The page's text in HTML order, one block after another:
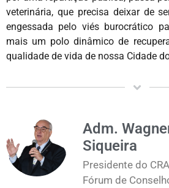
veterinária, que precisa deixar de
engessada pelo viés burocrático
mais um polo dinâmico de
qualidade de vida de nossa Cidade
Adm.
Siqueira
Presidente do
Fórum de